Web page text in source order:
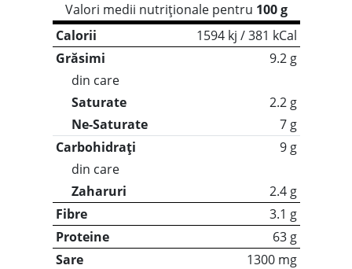
Valori medii nutriționale pentru 100 g
Calorii
1594 kj / 381 kCal
Grăsimi
9.2 g
din care
Saturate
2.2 g
Ne-Saturate
7 g
Carbohidrați
9 g
din care
Zaharuri
2.4 g
Fibre
3.1 g
Proteine
63 g
Sare
1300 mg